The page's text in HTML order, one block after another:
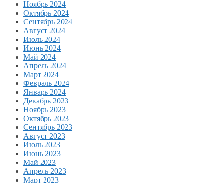
Ноябрь 2024
Октябрь 2024
Сентябрь 2024
Август 2024
Июль 2024
Июнь 2024
Май 2024
Апрель 2024
Март 2024
Февраль 2024
Январь 2024
Декабрь 2023
Ноябрь 2023
Октябрь 2023
Сентябрь 2023
Август 2023
Июль 2023
Июнь 2023
Май 2023
Апрель 2023
Март 2023